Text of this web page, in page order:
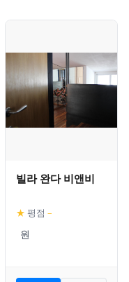
빌라 완다 비앤비
★ 평점 –